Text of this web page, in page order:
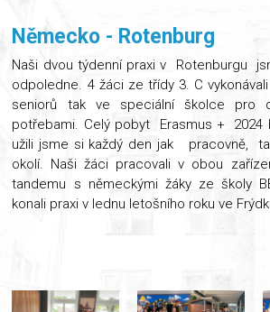
Německo - Rotenburg
Naši dvou týdenní praxi v Rotenburgu
odpoledne. 4 žáci ze třídy 3. C
seniorů tak ve speciální školce pro
potřebami. Celý pobyt Erasmus + 2024
užili jsme si každý den jak pracovně,
okolí. Naši žáci pracovali v obou
tandemu s německými žáky ze školy
konali praxi v lednu letošního roku ve